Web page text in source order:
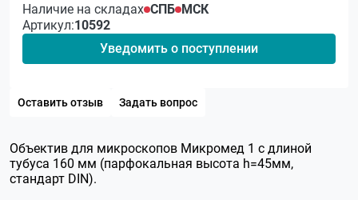
Наличие на складах СПБ МСК
Артикул:10592
Уведомить о поступлении
Оставить отзыв Задать вопрос
Объектив для микроскопов Микромед 1 с длиной
тубуса 160 мм (парфокальная высота h=45мм,
стандарт DIN).